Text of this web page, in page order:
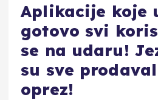
Aplikacije koje
gotovo svi
se na udaru!
su sve
oprez!